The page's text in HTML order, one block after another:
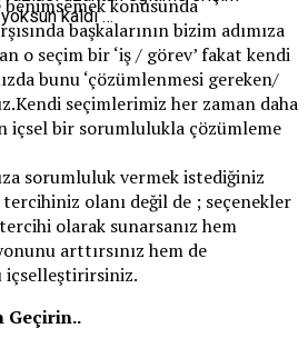
konusunda
başkalarının bizim adımıza
o seçim bir ‘iş / görev’ fakat kendi
bunu ‘çözümlenmesi gereken/
seçimlerimiz her zaman daha
içsel bir sorumlulukla çözümleme
sorumluluk vermek istediğiniz
olanı değil de ; seçenekler
olarak sunarsanız hem
arttırsınız hem de
içselleştirirsiniz.
Geçirin..
kaldı …